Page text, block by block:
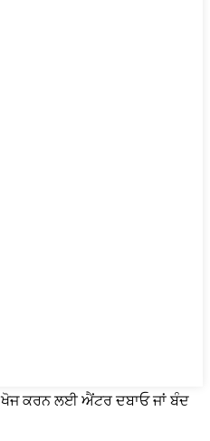
ਖੋਜ ਕਰਨ ਲਈ ਐਂਟਰ ਦਬਾਓ ਜਾਂ ਬੰਦ